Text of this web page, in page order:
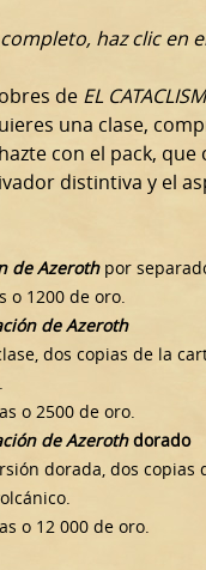
haz clic en
de EL
una clase,
con el pack,
distintiva y el
de Azerothpor
o 1200 de oro.
de Azeroth
dos copias de la
o 2500 de oro.
de Azerothdorado
dorada, dos
o 12 000 de oro.